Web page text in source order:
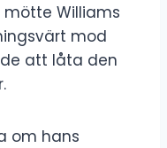
mötte Williams
mod
att låta den
om hans